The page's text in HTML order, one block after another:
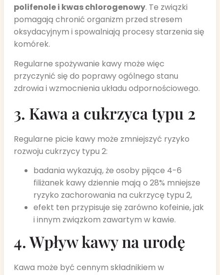
polifenole i kwas chlorogenowy. Te związki
pomagają chronić organizm przed stresem
oksydacyjnym i spowalniają procesy starzenia się
komórek.
Regularne spożywanie kawy może więc
przyczynić się do poprawy ogólnego stanu
zdrowia i wzmocnienia układu odpornościowego.
3. Kawa a cukrzyca typu 2
Regularne picie kawy może zmniejszyć ryzyko
rozwoju cukrzycy typu 2:
badania wykazują, że osoby pijące 4-6
filiżanek kawy dziennie mają o 28% mniejsze
ryzyko zachorowania na cukrzycę typu 2,
efekt ten przypisuje się zarówno kofeinie, jak
i innym związkom zawartym w kawie.
4. Wpływ kawy na urodę
Kawa może być cennym składnikiem w